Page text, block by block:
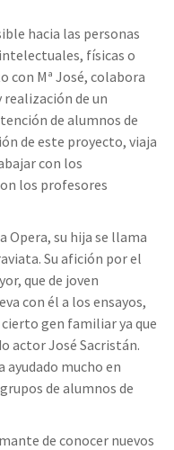
hacia las personas
físicas o
con Mª José, colabora
realización de un
de alumnos de
de este proyecto, viaja
con los
los profesores
Opera, su hija se llama
Su afición por el
que de joven
con él a los ensayos,
gen familiar ya que
actor José Sacristán.
ayudado mucho en
de alumnos de
de conocer nuevos